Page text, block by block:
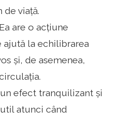
de viață.
Ea are o acțiune
ajută la echilibrarea
și, de asemenea,
efect tranquilizant și
atunci când